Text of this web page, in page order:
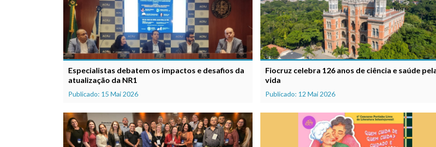
Especialistas debatem os impactos e desafios da
atualização da NR1
Publicado: 15 Mai 2026
Fiocruz celebra 126 anos de ciência e saúde
vida
Publicado: 12 Mai 2026